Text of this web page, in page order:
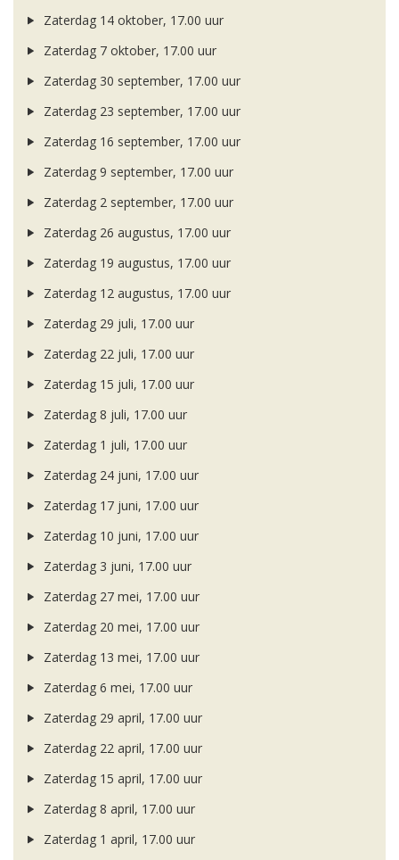
Zaterdag 14 oktober, 17.00 uur
Zaterdag 7 oktober, 17.00 uur
Zaterdag 30 september, 17.00 uur
Zaterdag 23 september, 17.00 uur
Zaterdag 16 september, 17.00 uur
Zaterdag 9 september, 17.00 uur
Zaterdag 2 september, 17.00 uur
Zaterdag 26 augustus, 17.00 uur
Zaterdag 19 augustus, 17.00 uur
Zaterdag 12 augustus, 17.00 uur
Zaterdag 29 juli, 17.00 uur
Zaterdag 22 juli, 17.00 uur
Zaterdag 15 juli, 17.00 uur
Zaterdag 8 juli, 17.00 uur
Zaterdag 1 juli, 17.00 uur
Zaterdag 24 juni, 17.00 uur
Zaterdag 17 juni, 17.00 uur
Zaterdag 10 juni, 17.00 uur
Zaterdag 3 juni, 17.00 uur
Zaterdag 27 mei, 17.00 uur
Zaterdag 20 mei, 17.00 uur
Zaterdag 13 mei, 17.00 uur
Zaterdag 6 mei, 17.00 uur
Zaterdag 29 april, 17.00 uur
Zaterdag 22 april, 17.00 uur
Zaterdag 15 april, 17.00 uur
Zaterdag 8 april, 17.00 uur
Zaterdag 1 april, 17.00 uur